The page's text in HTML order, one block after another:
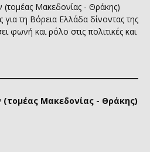
Μακεδονίας - Θράκης)
τη Βόρεια Ελλάδα δίνοντας της
φωνή και ρόλο στις πολιτικές και
Μακεδονίας - Θράκης)